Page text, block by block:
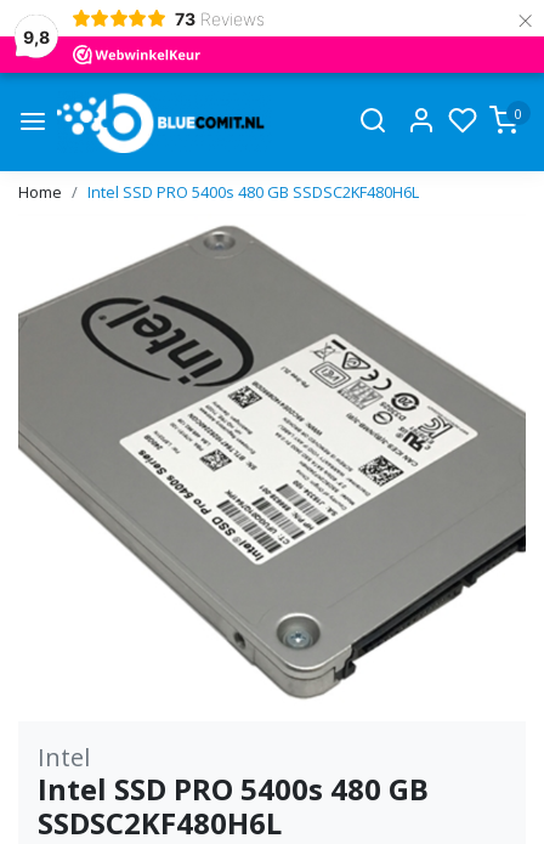
9,8
73 Reviews ×
0
Home Intel SSD PRO 5400s 480 GB SSDSC2KF480H6L
Intel
Intel SSD PRO 5400s 480 GB
SSDSC2KF480H6L